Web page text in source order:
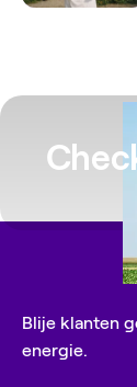
Blije klanten
energie.